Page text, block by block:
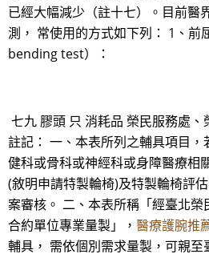
已經大幅減少（註十七）。目前醫
測， 常使用的方式如下列： 1、前
bending test）：
七九 膠頭 只 消耗品 榮民服務處
註記： 一、本表所列之輔具項目
健科或骨科或神經科或身障醫療相
(敘明申請特製輪椅)及特製輪椅評
案審核。 二、本表所稱「經臺北
合約單位專業量製」， 醫療護腕推
輔具， 需依個別需求量製，可親